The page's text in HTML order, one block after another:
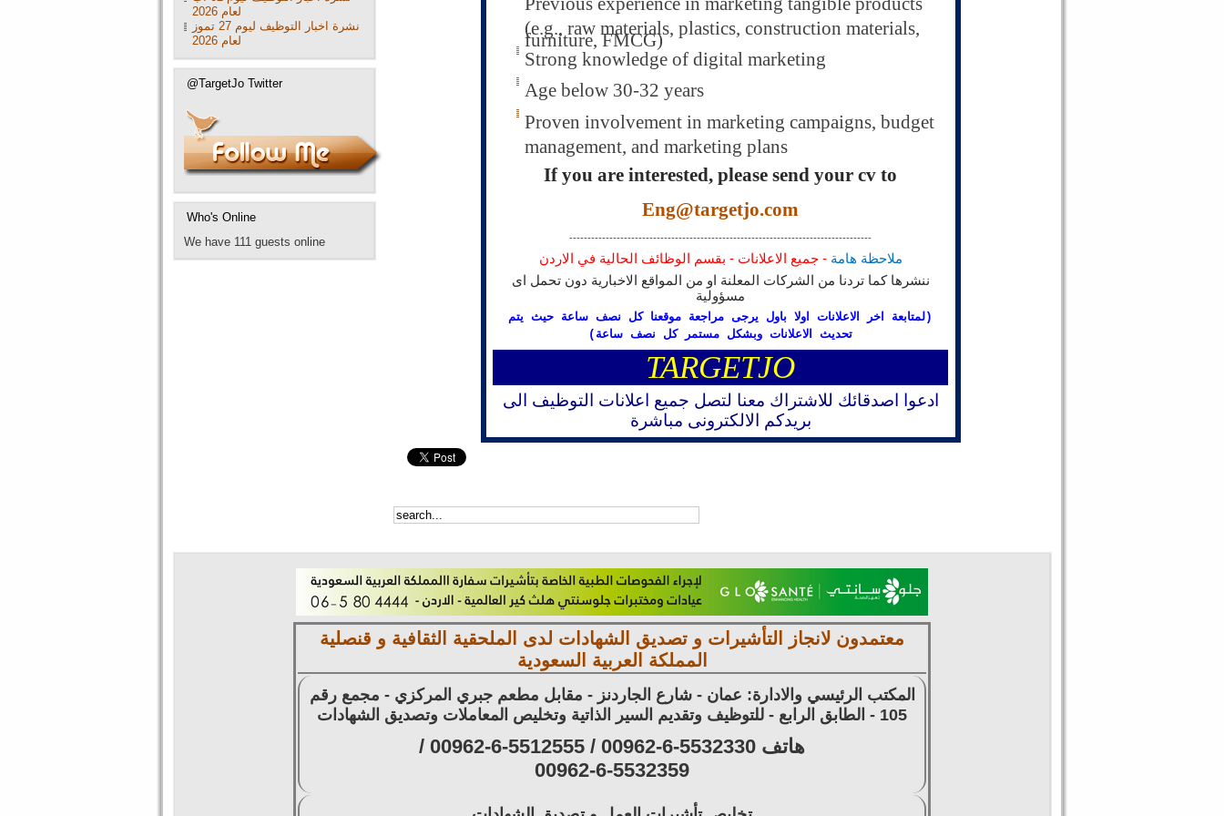
لعام 2026
نشرة اخبار التوظيف ليوم 27 تموز
لعام 2026
@TargetJo Twitter
Who's Online
We have 111 guests online
(e.g., raw materials, plastics, construction materials,
furniture, FMCG)
Strong knowledge of digital marketing
Age below 30-32 years
Proven involvement in marketing campaigns, budget
management, and marketing plans
If you are interested, please send your cv to
Eng@targetjo.com
-----------------------------------------------------------------------------------
ملاحظة هامة - جميع الاعلانات - بقسم الوظائف الحالية في الاردن
ننشرها كما تردنا من الشركات المعلنة او من المواقع الاخبارية دون تحمل اى
مسؤولية
(لمتابعة اخر الاعلانات اولا باول يرجى مراجعة موقعنا كل نصف ساعة حيث يتم
تحديث الاعلانات وبشكل مستمر كل نصف ساعة)
TARGETJO
ادعوا اصدقائك للاشتراك معنا لتصل جميع اعلانات التوظيف الى
بريدكم الالكترونى مباشرة
معتمدون لانجاز التأشيرات و تصديق الشهادات لدى الملحقية الثقافية و قنصلية
المملكة العربية السعودية
المكتب الرئيسي والادارة: عمان - شارع الجاردنز - مقابل مطعم جبري المركزي - مجمع رقم
105 - الطابق الرابع - للتوظيف وتقديم السير الذاتية وتخليص المعاملات وتصديق الشهادات
هاتف 5532330-6-00962 / 5512555-6-00962 /
00962-6-5532359